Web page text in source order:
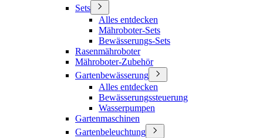
Sets
Alles entdecken
Mähroboter-Sets
Bewässerungs-Sets
Rasenmähroboter
Mähroboter-Zubehör
Gartenbewässerung
Alles entdecken
Bewässerungssteuerung
Wasserpumpen
Gartenmaschinen
Gartenbeleuchtung